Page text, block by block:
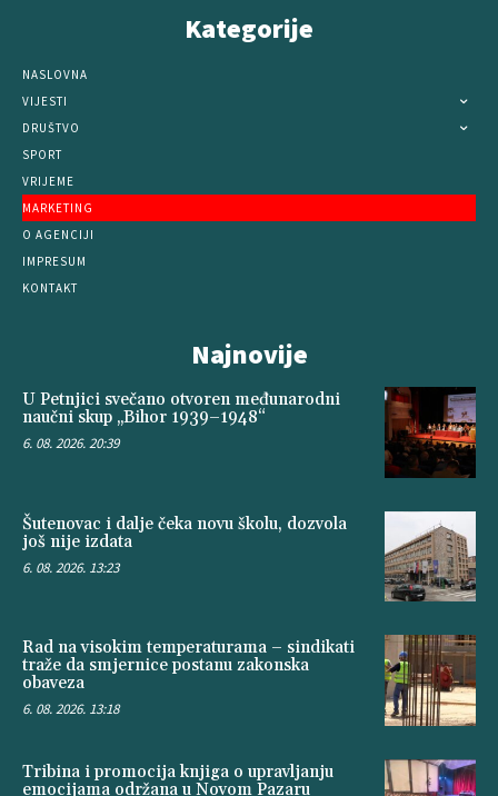
Kategorije
NASLOVNA
VIJESTI
DRUŠTVO
SPORT
VRIJEME
MARKETING
O AGENCIJI
IMPRESUM
KONTAKT
Najnovije
U Petnjici svečano otvoren međunarodni
naučni skup „Bihor 1939–1948“
6. 08. 2026. 20:39
Šutenovac i dalje čeka novu školu, dozvola
još nije izdata
6. 08. 2026. 13:23
Rad na visokim temperaturama – sindikati
traže da smjernice postanu zakonska
obaveza
6. 08. 2026. 13:18
Tribina i promocija knjiga o upravljanju
emocijama održana u Novom Pazaru